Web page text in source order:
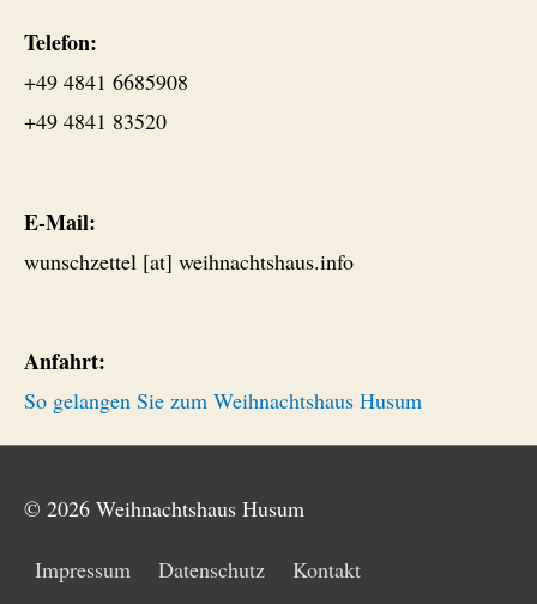
Telefon:
+49 4841 6685908
+49 4841 83520
E-Mail:
wunschzettel [at] weihnachtshaus.info
Anfahrt:
So gelangen Sie zum Weihnachtshaus Husum
© 2026 Weihnachtshaus Husum
Impressum Datenschutz Kontakt